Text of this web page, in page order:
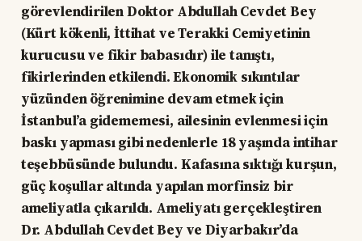
görevlendirilen Doktor Abdullah Cevdet Bey
(Kürt kökenli, İttihat ve Terakki Cemiyetinin
kurucusu ve fikir babasıdır) ile tanıştı,
fikirlerinden etkilendi. Ekonomik sıkıntılar
yüzünden öğrenimine devam etmek için
İstanbul’a gidememesi, ailesinin evlenmesi için
baskı yapması gibi nedenlerle 18 yaşında intihar
teşebbüsünde bulundu. Kafasına sıktığı kurşun,
güç koşullar altında yapılan morfinsiz bir
ameliyatla çıkarıldı. Ameliyatı gerçekleştiren
Dr. Abdullah Cevdet Bey ve Diyarbakır’da